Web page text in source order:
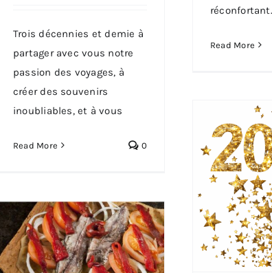
Trois décennies et demie à
partager avec vous notre
passion des voyages, à
créer des souvenirs
inoubliables, et à vous
Read More 0
réconfortant.
Read More